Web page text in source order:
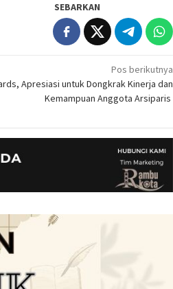
SEBARKAN
Pos berikutnya
Apresiasi untuk Dongkrak Kinerja dan
Kemampuan Anggota Arsiparis